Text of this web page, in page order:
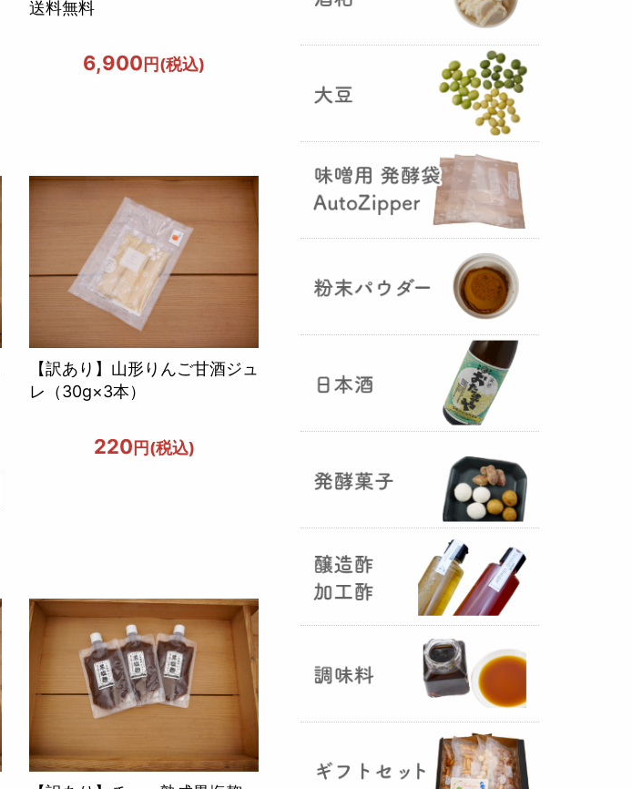
送料無料
6,900 円(税込)
【訳あり】山形りんご甘酒ジュ
レ（30g×3本）
220 円(税込)
5つの素材だけで出来た辛味
おたまやジャ
』が登場しました！そのままで
も、薬味や調味料を足しても利用
できます。
（2025年02月
国産（熊本産）の大麦に白麹菌を
つけて丁寧に培養して『大麦白
』が完成しました！大麦麹から
の旨みと、白麹から生成される天
然のクエン酸（酸味）が良き製品
を創出してくれることです。塩麹
作りや米麹や大麦麹とブレンドし
ての味噌作りなど、次の食のステ
ージに・・・
R6年 クロ黒麹が出来ました
♪（2025年01月15日）